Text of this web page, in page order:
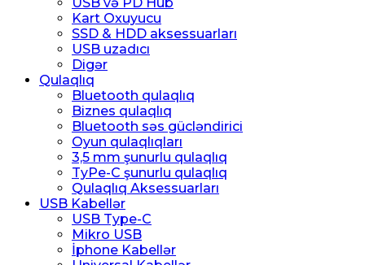
Kart Oxuyucu
SSD & HDD aksessuarları
USB uzadıcı
Digər
Qulaqlıq
Bluetooth qulaqlıq
Biznes qulaqlıq
Bluetooth səs gücləndirici
Oyun qulaqlıqları
3,5 mm şunurlu qulaqlıq
TyPe-C şunurlu qulaqlıq
Qulaqlıq Aksessuarları
USB Kabellər
USB Type-C
Mikro USB
İphone Kabellər